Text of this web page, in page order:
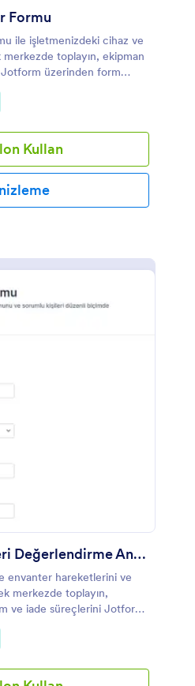
Formu
ile işletmenizdeki cihaz ve
merkezde toplayın, ekipman
Jotform üzerinden form
yönetin.
Kullan
Yatırım Faaliyetleri Değerlendirme Anketi
envanter hareketlerini ve
merkezde toplayın,
ve iade süreçlerini Jotform
takip etmesini sağlayın.